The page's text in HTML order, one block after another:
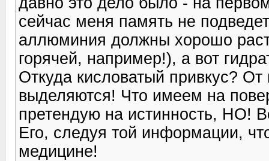
сейчас меня память не
аллюминия должны хорошо
горячей, например!), а вот
Откуда кисловатый привкус? От
выделяются! Что имеем на
претендую на истинность, НО!
Его, следуя той информации,
медицине!